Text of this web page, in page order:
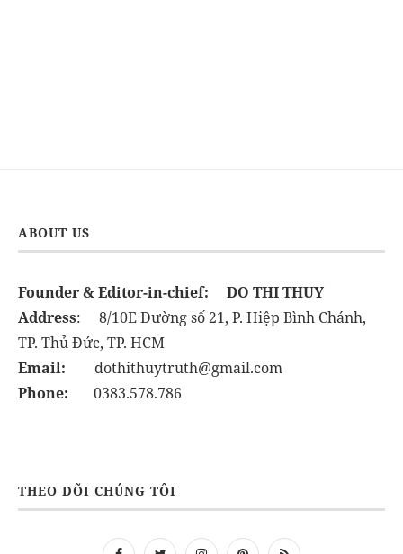
ABOUT US
Founder & Editor-in-chief:
DO THI THUY
Address: 8/10E Đường số 21, P. Hiệp Bình Chánh,
TP. Thủ Đức, TP. HCM
Email: dothithuytruth@gmail.com
Phone: 0383.578.786
THEO DÕI CHÚNG TÔI